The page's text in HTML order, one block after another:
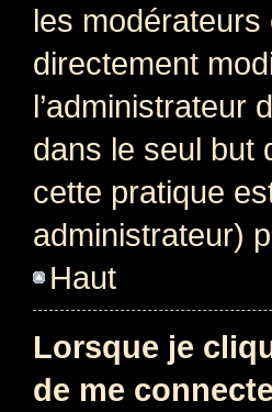
les
directement
l’administrateur
dans le seul but
cette pratique
administrateur)
Haut
Lorsque je
de me